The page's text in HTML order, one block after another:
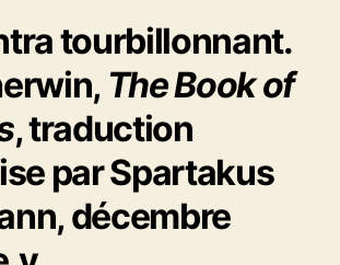
tourbillonnant.
The Book of
, traduction
par Spartakus
décembre